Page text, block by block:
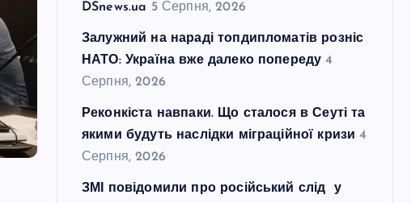
DSnews.ua 5 Серпня, 2026
Залужний на нараді топдипломатів розніс
НАТО: Україна вже далеко попереду 4
Серпня, 2026
Реконкіста навпаки. Що сталося в Сеуті та
якими будуть наслідки міграційної кризи 4
Серпня, 2026
ЗМІ повідомили про російський слід у